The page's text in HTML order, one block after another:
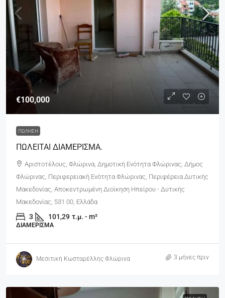
€100,000
ΠΏΛΗΣΗ
ΠΩΛΕΙΤΑΙ ΔΙΑΜΕΡΙΣΜΑ.
Αριστοτέλους, Φλώρινα, Δημοτική Ενότητα Φλώρινας, Δήμος
Φλώρινας, Περιφερειακή Ενότητα Φλώρινας, Περιφέρεια Δυτικής
Μακεδονίας, Αποκεντρωμένη Διοίκηση Ηπείρου - Δυτικής
Μακεδονίας, 531 00, Ελλάδα
3 101,29 τ.μ. - m²
ΔΙΑΜΈΡΙΣΜΑ
Μεσιτική Κωσταρέλλης Φλώρινα 3 μήνες πριν